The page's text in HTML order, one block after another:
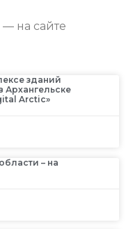
на сайте
зданий
Arctic»
– на